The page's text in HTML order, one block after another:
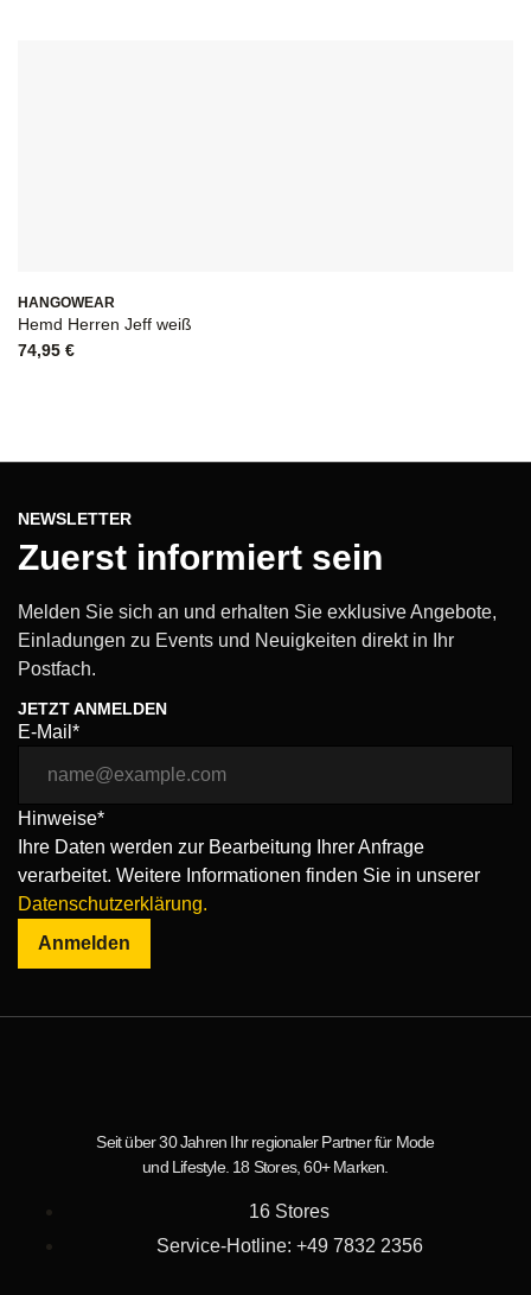
HANGOWEAR
Hemd Herren Jeff weiß
74,95 €
NEWSLETTER
Zuerst informiert sein
Melden Sie sich an und erhalten Sie exklusive Angebote,
Einladungen zu Events und Neuigkeiten direkt in Ihr
Postfach.
JETZT ANMELDEN
E-Mail*
Hinweise*
Ihre Daten werden zur Bearbeitung Ihrer Anfrage
verarbeitet. Weitere Informationen finden Sie in unserer
Datenschutzerklärung.
Anmelden
Seit über 30 Jahren Ihr regionaler Partner für Mode
und Lifestyle. 18 Stores, 60+ Marken.
16 Stores
Service-Hotline: +49 7832 2356